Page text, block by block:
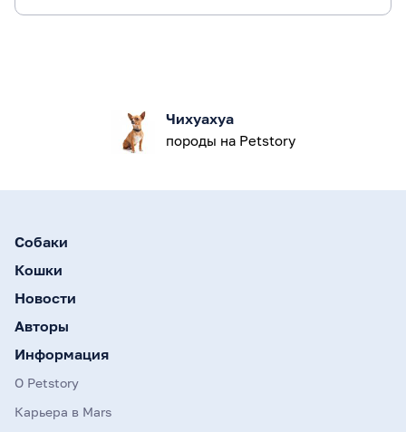
Чихуахуа
породы на Petstory
Собаки
Кошки
Новости
Авторы
Информация
О Petstory
Карьера в Mars